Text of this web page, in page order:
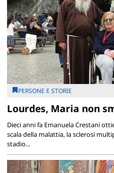
PERSONE E STORIE
Lourdes, Maria non
Dieci anni fa Emanuela Crestani
scala della malattia, la sclerosi
stadio...